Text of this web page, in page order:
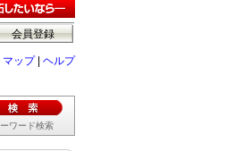
会員登録
マップ| ヘルプ
ワード検索